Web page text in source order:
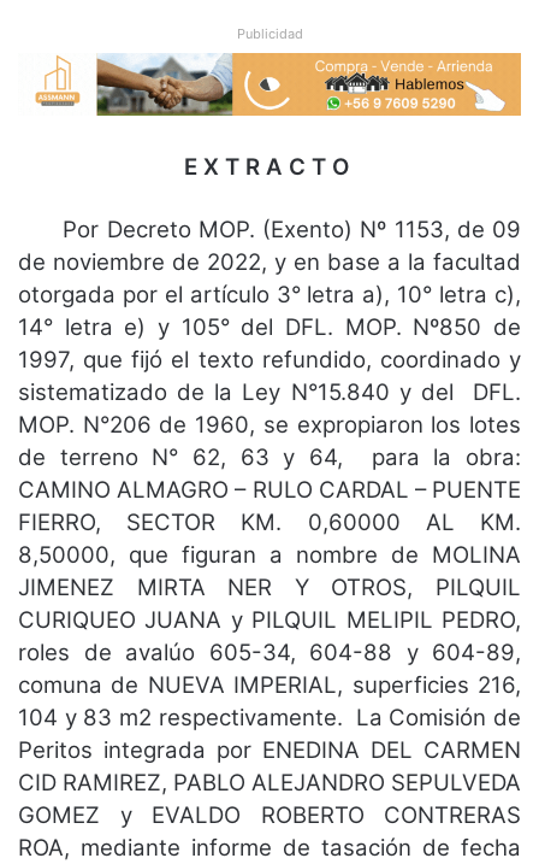
Publicidad
E X T R A C T O
Por Decreto MOP. (Exento) Nº 1153, de 09
de noviembre de 2022, y en base a la facultad
otorgada por el artículo 3° letra a), 10° letra c),
14° letra e) y 105° del DFL. MOP. Nº850 de
1997, que fijó el texto refundido, coordinado y
sistematizado de la Ley N°15.840 y del DFL.
MOP. N°206 de 1960, se expropiaron los lotes
de terreno N° 62, 63 y 64, para la obra:
CAMINO ALMAGRO – RULO CARDAL – PUENTE
FIERRO, SECTOR KM. 0,60000 AL KM.
8,50000, que figuran a nombre de MOLINA
JIMENEZ MIRTA NER Y OTROS, PILQUIL
CURIQUEO JUANA y PILQUIL MELIPIL PEDRO,
roles de avalúo 605-34, 604-88 y 604-89,
comuna de NUEVA IMPERIAL, superficies 216,
104 y 83 m2 respectivamente. La Comisión de
Peritos integrada por ENEDINA DEL CARMEN
CID RAMIREZ, PABLO ALEJANDRO SEPULVEDA
GOMEZ y EVALDO ROBERTO CONTRERAS
ROA, mediante informe de tasación de fecha